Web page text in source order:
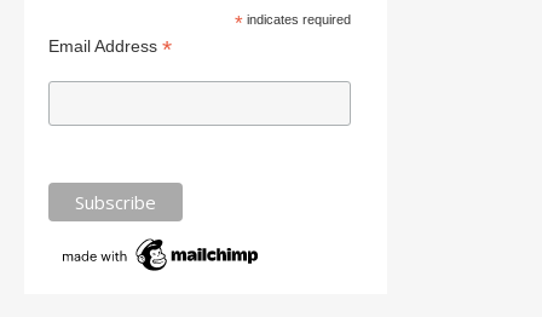
*indicates required
Email Address *